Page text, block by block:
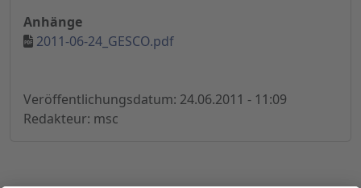
Anhänge
2011-06-24_GESCO.pdf
Veröffentlichungsdatum: 24.06.2011 - 11:09
Redakteur: msc